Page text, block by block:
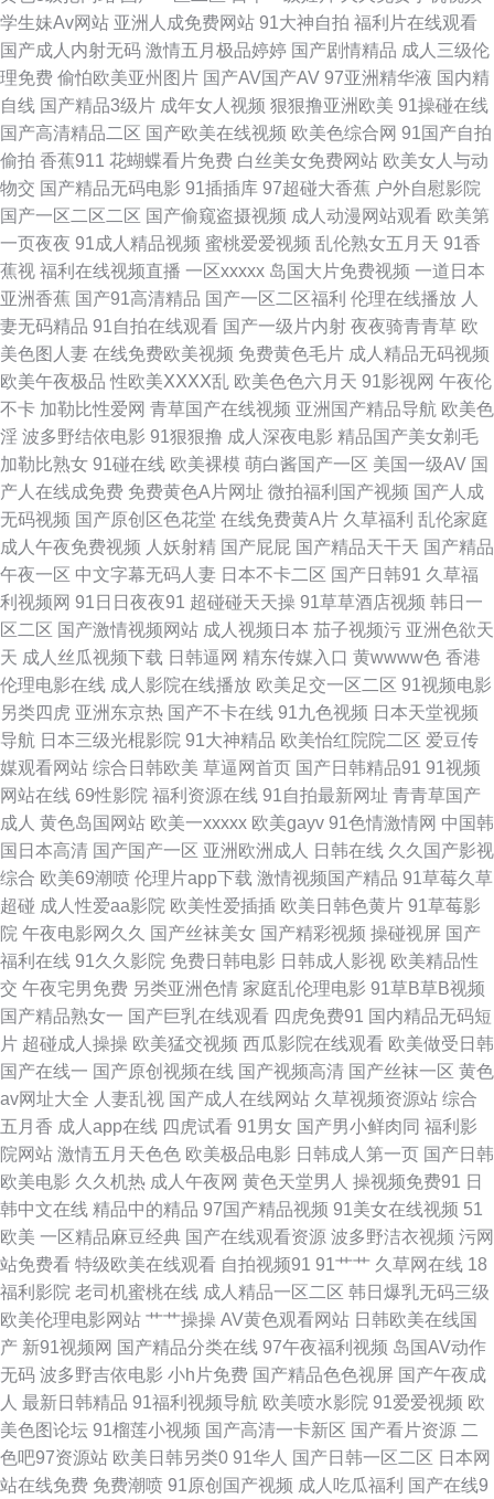
影网卡 午夜激情影院 在线奇米666 91人妻操 A级无毛 成人电影91 国产全部
视频91 精品日韩不卡 青娱乐老司机77 日韩性爱自拍 午夜剧场亚洲 亚洲素人
自拍 91激情午夜电影 免费91 91豆花网页 传媒大片免费看 精品国产日韩网
站 老司机激情小说 在线肏屄网 91视频导航 福利内射官网 韩国AV电影网址
欧美黑人日韩六区 日本69视频 天堂AV颜射 亚洲有码在线天堂 91看国产导航
www51视频 超碰人妇 久草免费福利站 欧美肏屄 人人摸人人操人人 日韩视
频XXXX 午夜褔利AV网 91美女足交 99青草网 超碰人妻人射 东京热女w姦 免
费超碰 日韩成人论坛 五月天资源站 91超碰在线人人 97色色97综合 成人国
产精品 国产精品资源站 精品国内久久 蜜桃午夜福利院 人人色97 五月花三级
片 亚洲十八岁黄色片 91海角 超碰导航97 福利av国产 精品www999 蜜臀gv
蜜芽 日本三极黄色影院 五月涩婷婷 伊人久久综合精品 91黄瓜视频下载 AV
狼友社区论坛 成人Av色情 国产粉嫩网站 精品成人精品 蜜桃麻豆久久 人人色
人人操 日韩中文娱乐网 午夜久久香蕉福利 91大茄子 AV黄色在线 成人欧美
国产另类老女人 精品视频99 男人Av五月天 日韩伦理三区 五月天三级网址 伊
人大香蕉性爱 91黄色传媒公司 超碰久在线天天做 国产熟女肏屄视频 久草手
机在线观看 欧美色一区 深夜寂寞影院 一级欧美 91日韩高清 a片专区 大香蕉
8 韩国三级香蕉网战 六月天AV 人妻福利导航 深夜福利网站导航 亚洲天堂东
京热 91在线播放视频 肏屄免费 国产精品群交 精品大香蕉伊人 蜜桃无码网站
麻豆 日韩欧美国产综合 香蕉视频在线网站 91成人一级片 99福利精品 超踫成
人91 国产另类欧美 九一免费看片 欧美黄色网络 丝袜美脚五月天 伊人综合久
久艹 91深夜福利 超碰69 含羞草操视频 免费拳交群交 日本呀V在线观看 国产
传媒A片大全 青青伊人网 在线99超碰 www五月天色 国产午夜精华桃色 欧美
群p肏屄 色色主站 91视频cn 超碰在线97青青 黄色超碰高清 欧美国产日韩一
二 色香蕉网站 91官网 超碰照片97导航 黄色短视频 欧美A视频 三级片青青草
91精品传媒 老湿机成人av 日韩欧美黄黄色 97人妻啪啪 浮力影院草草 韩国
操逼片 人人超逼逼 午夜影院入口 91深夜网站色 超碰在线中文 久久人人香蕉
热 日本黄色A级大片 亚洲日逼视频 97午夜啪啪视频 豆花入口官网 精品蔬菜
学生妹Av网站 亚洲人成免费网站 91大神自拍 福利片在线观看
国产成人内射无码 激情五月极品婷婷 国产剧情精品 成人三级伦
理免费 偷怕欧美亚州图片 国产AV国产AV 97亚洲精华液 国内精
自线 国产精品3级片 成年女人视频 狠狠撸亚洲欧美 91操碰在线
国产高清精品二区 国产欧美在线视频 欧美色综合网 91国产自拍
偷拍 香蕉911 花蝴蝶看片免费 白丝美女免费网站 欧美女人与动
物交 国产精品无码电影 91插插库 97超碰大香蕉 户外自慰影院
国产一区二区二区 国产偷窥盗摄视频 成人动漫网站观看 欧美第
一页夜夜 91成人精品视频 蜜桃爱爱视频 乱伦熟女五月天 91香
蕉视 福利在线视频直播 一区xxxxx 岛国大片免费视频 一道日本
亚洲香蕉 国产91高清精品 国产一区二区福利 伦理在线播放 人
妻无码精品 91自拍在线观看 国产一级片内射 夜夜骑青青草 欧
美色图人妻 在线免费欧美视频 免费黄色毛片 成人精品无码视频
欧美午夜极品 性欧美ⅩⅩⅩⅩ乱 欧美色色六月天 91影视网 午夜伦
不卡 加勒比性爱网 青草国产在线视频 亚洲国产精品导航 欧美色
淫 波多野结依电影 91狠狠撸 成人深夜电影 精品国产美女剃毛
加勒比熟女 91碰在线 欧美裸模 萌白酱国产一区 美国一级AV 国
产人在线成免费 免费黄色A片网址 微拍福利国产视频 国产人成
无码视频 国产原创区色花堂 在线免费黄A片 久草福利 乱伦家庭
成人午夜免费视频 人妖射精 国产屁屁 国产精品天干天 国产精品
午夜一区 中文字幕无码人妻 日本不卡二区 国产日韩91 久草福
利视频网 91日日夜夜91 超碰碰天天操 91草草酒店视频 韩日一
区二区 国产激情视频网站 成人视频日本 茄子视频污 亚洲色欲天
天 成人丝瓜视频下载 日韩逼网 精东传媒入口 黄wwww色 香港
伦理电影在线 成人影院在线播放 欧美足交一区二区 91视频电影
另类四虎 亚洲东京热 国产不卡在线 91九色视频 日本天堂视频
导航 日本三级光棍影院 91大神精品 欧美怡红院院二区 爱豆传
媒观看网站 综合日韩欧美 草逼网首页 国产日韩精品91 91视频
网站在线 69性影院 福利资源在线 91自拍最新网址 青青草国产
成人 黄色岛国网站 欧美一xxxxx 欧美gayv 91色情激情网 中国韩
国日本高清 国产国产一区 亚洲欧洲成人 日韩在线 久久国产影视
综合 欧美69潮喷 伦理片app下载 激情视频国产精品 91草莓久草
超碰 成人性爱aa影院 欧美性爱插插 欧美日韩色黄片 91草莓影
院 午夜电影网久久 国产丝袜美女 国产精彩视频 操碰视屏 国产
福利在线 91久久影院 免费日韩电影 日韩成人影视 欧美精品性
交 午夜宅男免费 另类亚洲色情 家庭乱伦理电影 91草B草B视频
国产精品熟女一 国产巨乳在线观看 四虎免费91 国内精品无码短
片 超碰成人操操 欧美猛交视频 西瓜影院在线观看 欧美做受日韩
国产在线一 国产原创视频在线 国产视频高清 国产丝袜一区 黄色
av网址大全 人妻乱视 国产成人在线网站 久草视频资源站 综合
五月香 成人app在线 四虎试看 91男女 国产男小鲜肉同 福利影
院网站 激情五月天色色 欧美极品电影 日韩成人第一页 国产日韩
欧美电影 久久机热 成人午夜网 黄色天堂男人 操视频免费91 日
韩中文在线 精品中的精品 97国产精品视频 91美女在线视频 51
欧美 一区精品麻豆经典 国产在线观看资源 波多野洁衣视频 污网
站免费看 特级欧美在线观看 自拍视频91 91艹艹 久草网在线 18
福利影院 老司机蜜桃在线 成人精品一区二区 韩日爆乳无码三级
欧美伦理电影网站 艹艹操操 AV黄色观看网站 日韩欧美在线国
产 新91视频网 国产精品分类在线 97午夜福利视频 岛国AV动作
无码 波多野吉依电影 小h片免费 国产精品色色视屏 国产午夜成
人 最新日韩精品 91福利视频导航 欧美喷水影院 91爱爱视频 欧
美色图论坛 91榴莲小视频 国产高清一卡新区 国产看片资源 二
色吧97资源站 欧美日韩另类0 91华人 国产日韩一区二区 日本网
站在线免费 免费潮喷 91原创国产视频 成人吃瓜福利 国产在线9